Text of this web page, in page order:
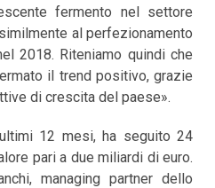
fermento nel settore
al perfezionamento
2018. Riteniamo quindi che
il trend positivo, grazie
di crescita del paese».
12 mesi, ha seguito 24
pari a due miliardi di euro.
managing partner dello